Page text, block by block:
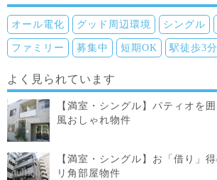
オール電化 グッド周辺環境 シングル
ファミリー 募集中 短期OK 駅徒歩3分
よく見られています
【満室・シングル】パティオを
風おしゃれ物件
【満室・シングル】お「借り」
リ角部屋物件